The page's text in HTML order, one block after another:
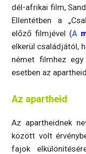
dél-afrikai film,
Ellentétben a
előző filmjével (A
elkerül családjától,
német filmhez
esetben az
Az apartheid
Az apartheidnek
között volt
fajok